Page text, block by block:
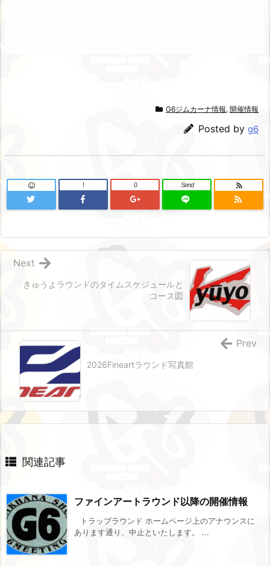
G6ジムカーナ情報, 開催情報
Posted by g6
! 0 Send
きゅうよラウンドのタイムスケジュールと
コース図
Next
2026Fineartラウンド写真館
Prev
関連記事
ファインアートラウンド以降の開催情報
トラップラウンド ホームページ上のアナウンスに
あります通り、中止といたします。 ...